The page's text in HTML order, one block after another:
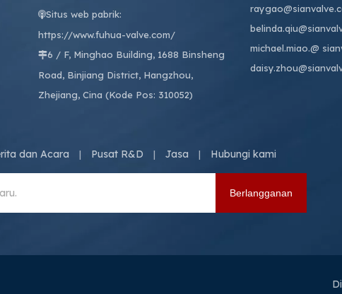
Situs web pabrik:
https://www.fuhua-valve.com/
6 / F, Minghao Building, 1688 Binsheng
Road, Binjiang District, Hangzhou,
Zhejiang, Cina (Kode Pos: 310052)
michael.miao.@
dan Acara | Pusat R&D | Jasa | Hubungi kami
Berlangganan